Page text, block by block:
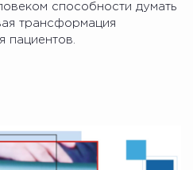
способности думать
трансформация
пациентов.